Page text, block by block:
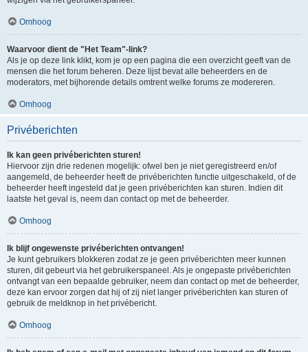
Omhoog
Waarvoor dient de "Het Team"-link?
Als je op deze link klikt, kom je op een pagina die een overzicht geeft van de
mensen die het forum beheren. Deze lijst bevat alle beheerders en de
moderators, met bijhorende details omtrent welke forums ze modereren.
Omhoog
Privéberichten
Ik kan geen privéberichten sturen!
Hiervoor zijn drie redenen mogelijk: ofwel ben je niet geregistreerd en/of
aangemeld, de beheerder heeft de privéberichten functie uitgeschakeld, of de
beheerder heeft ingesteld dat je geen privéberichten kan sturen. Indien dit
laatste het geval is, neem dan contact op met de beheerder.
Omhoog
Ik blijf ongewenste privéberichten ontvangen!
Je kunt gebruikers blokkeren zodat ze je geen privéberichten meer kunnen
sturen, dit gebeurt via het gebruikerspaneel. Als je ongepaste privéberichten
ontvangt van een bepaalde gebruiker, neem dan contact op met de beheerder,
deze kan ervoor zorgen dat hij of zij niet langer privéberichten kan sturen of
gebruik de meldknop in het privébericht.
Omhoog